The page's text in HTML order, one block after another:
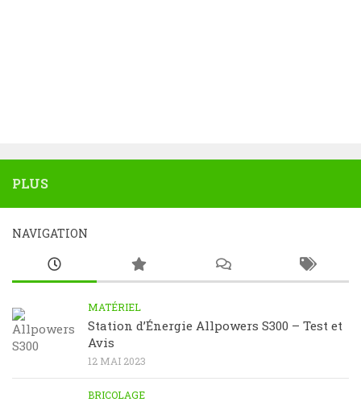
PLUS
NAVIGATION
MATÉRIEL
Station d’Énergie Allpowers S300 – Test et
Avis
12 MAI 2023
BRICOLAGE